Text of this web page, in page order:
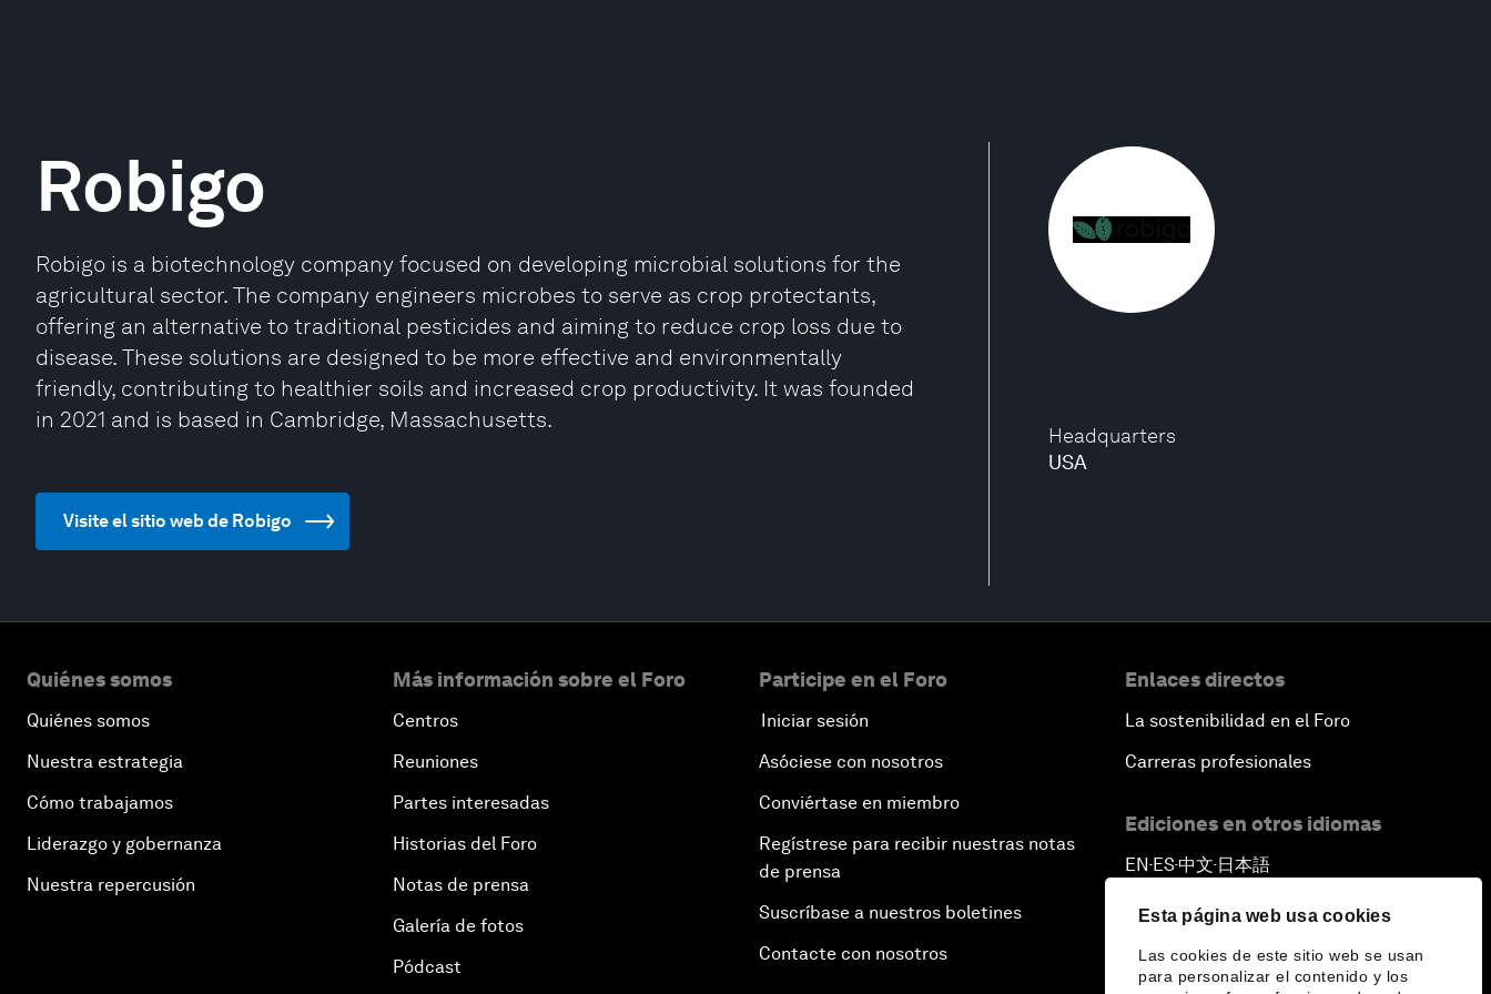
Esta página web usa cookies
Las cookies de este sitio web se usan
para personalizar el contenido y los
Headquarters
USA
Robigo
Robigo is a biotechnology company focused on developing microbial solutions for the
agricultural sector. The company engineers microbes to serve as crop protectants,
offering an alternative to traditional pesticides and aiming to reduce crop loss due to
disease. These solutions are designed to be more effective and environmentally
friendly, contributing to healthier soils and increased crop productivity. It was founded
in 2021 and is based in Cambridge, Massachusetts.
Visite el sitio web de Robigo
Quiénes somos
Quiénes somos
Nuestra estrategia
Cómo trabajamos
Liderazgo y gobernanza
Nuestra repercusión
Más información sobre el Foro
Centros
Reuniones
Partes interesadas
Historias del Foro
Notas de prensa
Galería de fotos
Pódcast
Participe en el Foro
Iniciar sesión
Asóciese con nosotros
Conviértase en miembro
Regístrese para recibir nuestras notas
de prensa
Suscríbase a nuestros boletines
Contacte con nosotros
Enlaces directos
La sostenibilidad en el Foro
Carreras profesionales
Ediciones en otros idiomas
EN ▪ES▪中文▪ 日本語